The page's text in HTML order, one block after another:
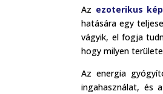
Az ezoterikus
hatására egy
vágyik, el fogja
hogy milyen
Az energia
ingahasználat, és